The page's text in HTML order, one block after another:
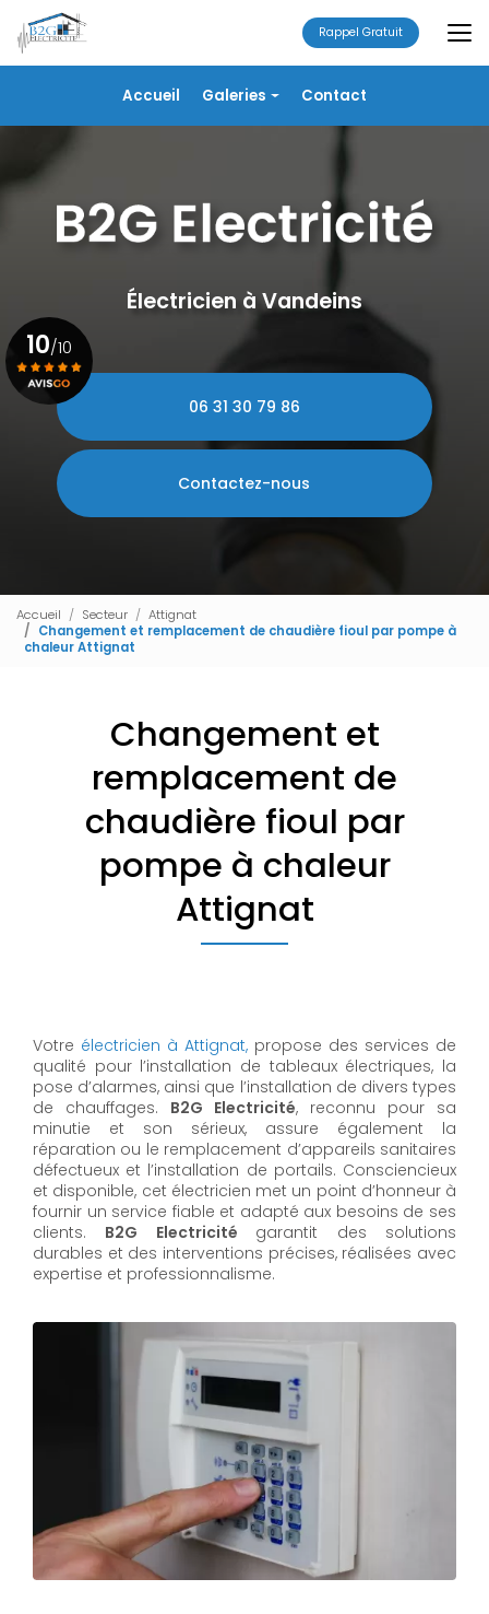
au
contenu
principal
Accueil Galeries
Chauffage/VMC
Portails
Contact
Rappel Gratuit
Électricien à Vandeins
06 31 30 79 86
Contactez-nous
10/10
Voir le certificat
Accueil Secteur
Attignat
Changement et remplacement de chaudière fioul par pompe à
chaleur Attignat
Changement et
remplacement de
chaudière fioul par
pompe à chaleur
Attignat
Votre électricien à Attignat, propose des services de
qualité pour l’installation de tableaux électriques, la
pose d’alarmes, ainsi que l’installation de divers types
de chauffages. B2G Electricité, reconnu pour sa
minutie et son sérieux, assure également la
réparation ou le remplacement d’appareils sanitaires
défectueux et l’installation de portails. Consciencieux
et disponible, cet électricien met un point d’honneur à
fournir un service fiable et adapté aux besoins de ses
clients. B2G Electricité garantit des solutions
durables et des interventions précises, réalisées avec
expertise et professionnalisme.